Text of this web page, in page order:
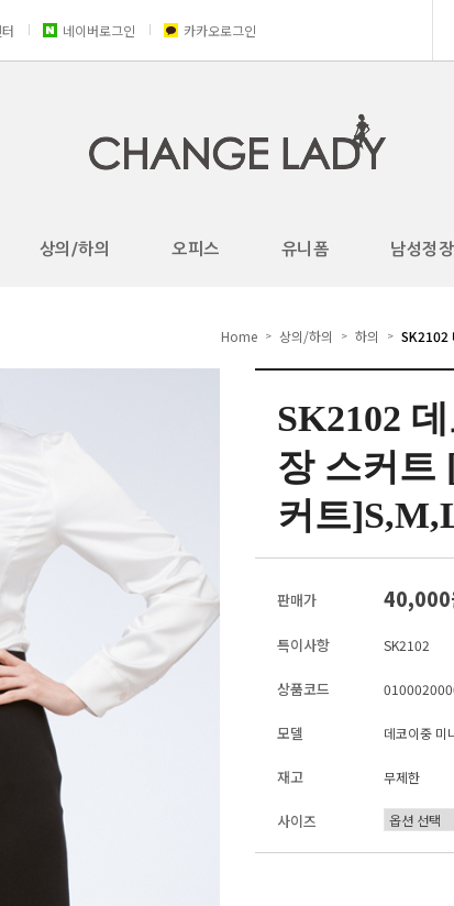
네이버로그인 카카오로그인
상의/하의 오피스 유니폼 남성정장
Home > 상의/하의 > 하의 > SK2102
SK2102
장 스커트
커트
판매가 40,000
특이사항 SK2102
상품코드
모델 데코이중 미
재고 무제한
사이즈